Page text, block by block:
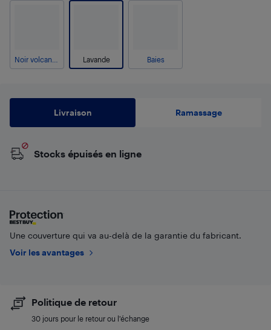
Lavande Baies
Livraison Ramassage
Stocks épuisés en ligne
Une couverture qui va au-delà de la garantie du fabricant.
Voir les avantages
Politique de retour
30 jours pour le retour ou l’échange